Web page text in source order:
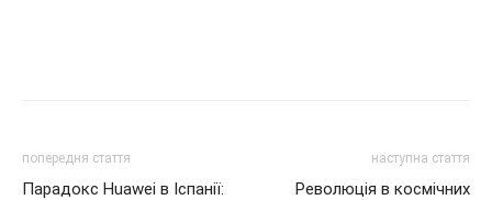
попередня стаття
Парадокс Huawei в Іспанії:
наступна стаття
Революція в космічних